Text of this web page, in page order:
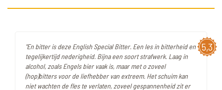
5,3
"En bitter is deze English Special Bitter. Een les in bitterheid en
tegelijkertijd nederigheid. Bijna een soort strafwerk. Laag in
alcohol, zoals Engels bier vaak is, maar met o zoveel
(hop)bitters voor de liefhebber van extreem. Het schuim kan
niet wachten de fles te verlaten, zoveel gespannenheid zit er